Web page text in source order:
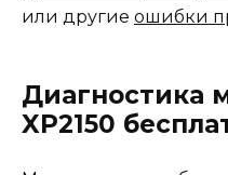
или другие ошибки
Диагностика
XP2150